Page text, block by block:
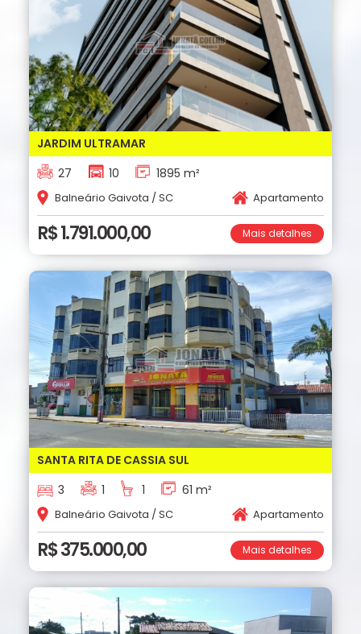
JARDIM ULTRAMAR
27
10 1895 m²
Balneário Gaivota / SC Apartamento
R$ 1.791.000,00 Mais detalhes
SANTA RITA DE CASSIA SUL
3
1 1 61 m²
Balneário Gaivota / SC Apartamento
R$ 375.000,00 Mais detalhes